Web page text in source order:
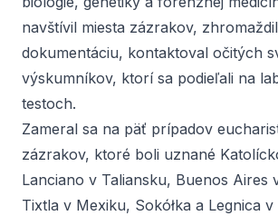
navštívil miesta zázrakov,
dokumentáciu, kontaktoval očitých
výskumníkov, ktorí sa podieľali na
testoch.
Zameral sa na päť prípadov
zázrakov, ktoré boli uznané
Lanciano v Taliansku, Buenos Aires
Tixtla v Mexiku, Sokółka a Legnica